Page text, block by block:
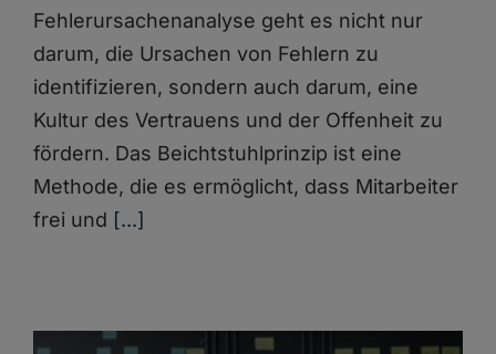
Fehlerursachenanalyse geht es nicht nur
darum, die Ursachen von Fehlern zu
identifizieren, sondern auch darum, eine
Kultur des Vertrauens und der Offenheit zu
fördern. Das Beichtstuhlprinzip ist eine
Methode, die es ermöglicht, dass Mitarbeiter
frei und [...]